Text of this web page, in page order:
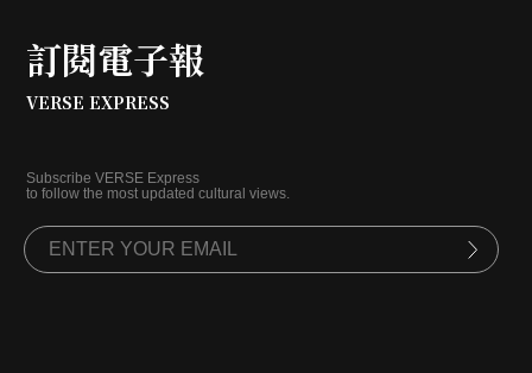
訂閱電子報
VERSE EXPRESS
Subscribe VERSE Express
to follow the most updated cultural views.